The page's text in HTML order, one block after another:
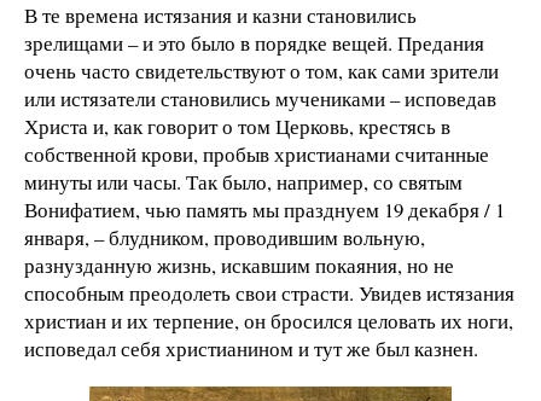
В те времена истязания и казни становились
зрелищами – и это было в порядке вещей. Предания
очень часто свидетельствуют о том, как сами зрители
или истязатели становились мучениками – исповедав
Христа и, как говорит о том Церковь, крестясь в
собственной крови, пробыв христианами считанные
минуты или часы. Так было, например, со святым
Вонифатием, чью память мы празднуем 19 декабря / 1
января, – блудником, проводившим вольную,
разнузданную жизнь, искавшим покаяния, но не
способным преодолеть свои страсти. Увидев истязания
христиан и их терпение, он бросился целовать их ноги,
исповедал себя христианином и тут же был казнен.